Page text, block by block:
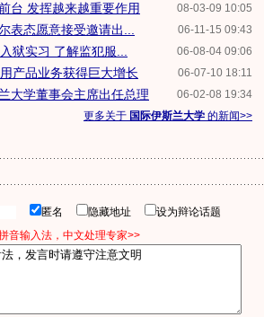
08-03-09 10:05
台 发挥越来越重要作用
06-11-15 09:43
表态愿意接受邀请出...
06-08-04 09:06
狱实习 了解监犯服...
06-07-10 18:11
产品业务获得巨大增长
06-02-08 19:34
大学董事会主席出任总理
更多关于 国际伊斯兰大学 的新闻>>
匿名 隐藏地址
设为辩论话题
音输入法，中文处理专家>>